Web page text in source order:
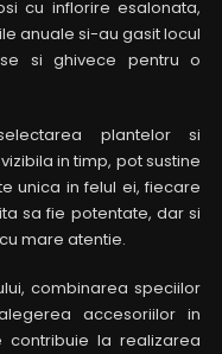
cu inflorire esalonata,
anuale si-au gasit locul
si ghivece pentru o
plantelor si
in timp, pot sustine
unica in felul ei, fiecare
sa fie potentate, dar si
mare atentie.
combinarea speciilor
accesoriilor in
contribuie la realizarea